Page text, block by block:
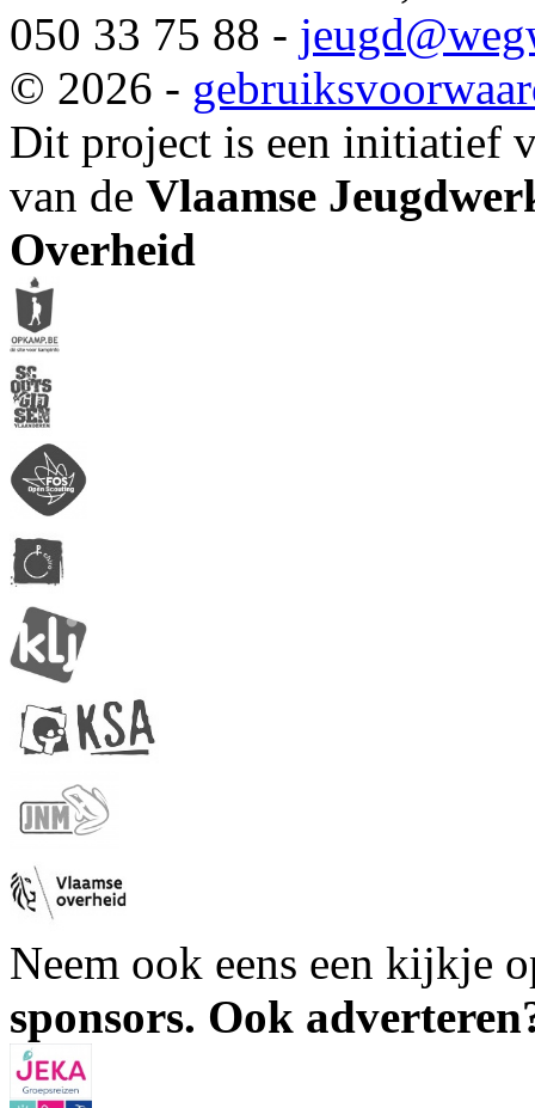
050 33 75 88 - jeugd
© 2026 -
Dit project is een initiatief
van de Vlaamse
Overheid
Neem ook eens een kijkje
sponsors. Ook